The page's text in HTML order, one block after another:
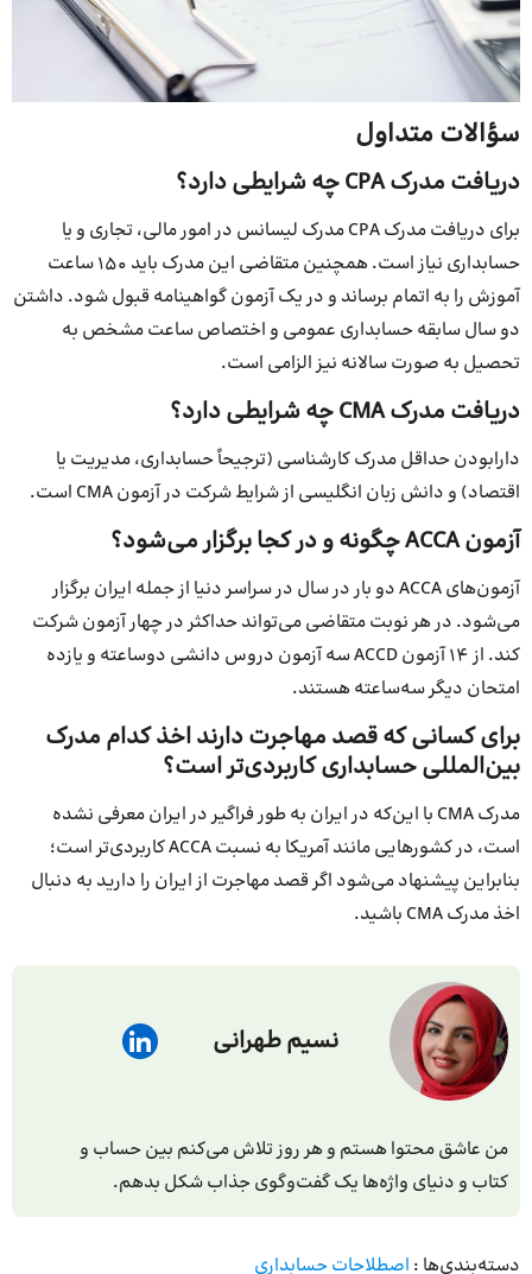
سؤالات متداول
دریافت مدرک CPA چه شرایطی دارد؟
برای دریافت مدرک CPA مدرک لیسانس در امور مالی، تجاری و یا
حسابداری نیاز است. همچنین متقاضی این مدرک باید ۱۵۰ ساعت
آموزش را به اتمام برساند و در یک آزمون گواهینامه قبول شود. داشتن
دو سال سابقه حسابداری عمومی و اختصاص ساعت مشخص به
تحصیل به صورت سالانه نیز الزامی است.
دریافت مدرک CMA چه شرایطی دارد؟
دارابودن حداقل مدرک کارشناسی (ترجیحاً حسابداری، مدیریت یا
اقتصاد) و دانش زبان انگلیسی از شرایط شرکت در آزمون CMA است.
آزمون ACCA چگونه و در کجا برگزار می‌شود؟
آزمون‌های ACCA دو بار در سال در سراسر دنیا از جمله ایران برگزار
می‌شود. در هر نوبت متقاضی می‌تواند حداکثر در چهار آزمون شرکت
کند. از ۱۴ آزمون ACCD سه آزمون دروس دانشی دوساعته و یازده
امتحان دیگر سه‌ساعته هستند.
برای کسانی که قصد مهاجرت دارند اخذ کدام مدرک
بین‌المللی حسابداری کاربردی‌تر است؟
مدرک CMA با این‌که در ایران به طور فراگیر در ایران معرفی نشده
است، در کشورهایی مانند آمریکا به نسبت ACCA کاربردی‌تر است؛
بنابراین پیشنهاد می‌شود اگر قصد مهاجرت از ایران را دارید به دنبال
اخذ مدرک CMA باشید.
نسیم طهرانی
من عاشق محتوا هستم و هر روز تلاش می‌کنم بین حساب و
کتاب و دنیای واژه‌ها یک گفت‌وگوی جذاب شکل بدهم.
دسته‌بندی‌ها : اصطلاحات حسابداری